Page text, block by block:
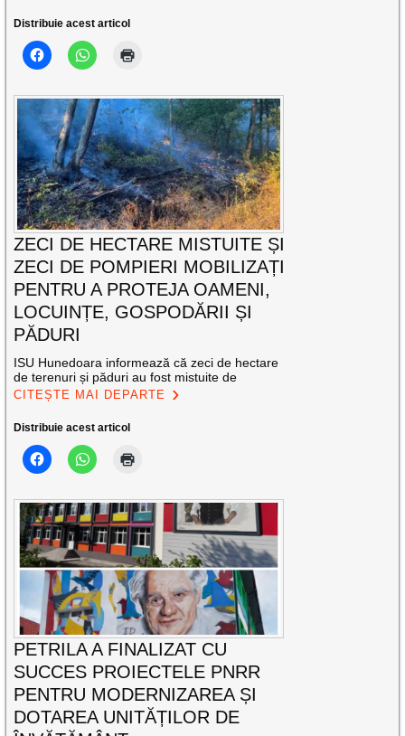
Distribuie acest articol
ZECI DE HECTARE MISTUITE ȘI
ZECI DE POMPIERI MOBILIZAȚI
PENTRU A PROTEJA OAMENI,
LOCUINȚE, GOSPODĂRII ȘI
PĂDURI
ISU Hunedoara informează că zeci de hectare
de terenuri și păduri au fost mistuite de
CITEȘTE MAI DEPARTE
Distribuie acest articol
PETRILA A FINALIZAT CU
SUCCES PROIECTELE PNRR
PENTRU MODERNIZAREA ȘI
DOTAREA UNITĂȚILOR DE